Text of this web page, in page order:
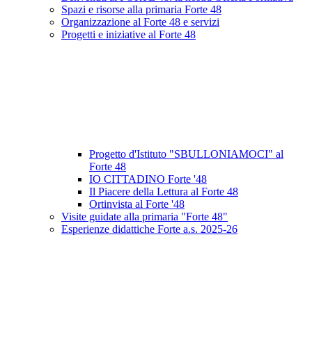
Spazi e risorse alla primaria Forte 48
Organizzazione al Forte 48 e servizi
Progetti e iniziative al Forte 48
Progetto d'Istituto "SBULLONIAMOCI" al
Forte 48
IO CITTADINO Forte '48
Il Piacere della Lettura al Forte 48
Ortinvista al Forte '48
Visite guidate alla primaria "Forte 48"
Esperienze didattiche Forte a.s. 2025-26